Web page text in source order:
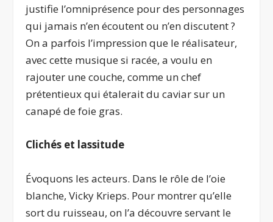
justifie l’omniprésence pour des personnages
qui jamais n’en écoutent ou n’en discutent ?
On a parfois l’impression que le réalisateur,
avec cette musique si racée, a voulu en
rajouter une couche, comme un chef
prétentieux qui étalerait du caviar sur un
canapé de foie gras.
Clichés et lassitude
Évoquons les acteurs. Dans le rôle de l’oie
blanche, Vicky Krieps. Pour montrer qu’elle
sort du ruisseau, on l’a découvre servant le